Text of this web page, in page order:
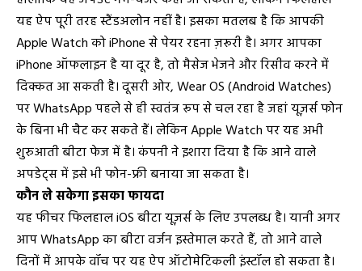
यह ऐप पूरी तरह स्टैंडअलोन नहीं है। इसका मतलब है कि आपकी
Apple Watch को iPhone से पेयर रहना ज़रूरी है। अगर आपका
iPhone ऑफलाइन है या दूर है, तो मैसेज भेजने और रिसीव करने में
दिक्कत आ सकती है। दूसरी ओर, Wear OS (Android Watches)
पर WhatsApp पहले से ही स्वतंत्र रूप से चल रहा है जहां यूज़र्स फोन
के बिना भी चैट कर सकते हैं। लेकिन Apple Watch पर यह अभी
शुरुआती बीटा फेज में है। कंपनी ने इशारा दिया है कि आने वाले
अपडेट्स में इसे भी फोन-फ्री बनाया जा सकता है।
कौन ले सकेगा इसका फायदा
यह फीचर फिलहाल iOS बीटा यूज़र्स के लिए उपलब्ध है। यानी अगर
आप WhatsApp का बीटा वर्जन इस्तेमाल करते हैं, तो आने वाले
दिनों में आपके वॉच पर यह ऐप ऑटोमेटिकली इंस्टॉल हो सकता है।